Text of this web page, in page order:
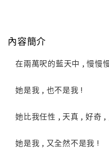
內容簡介
在兩萬呎的藍天中 , 慢慢
她是我 , 也不是我 !
她比我任性 , 天真 , 好奇 ,
她是我 , 又全然不是我 !